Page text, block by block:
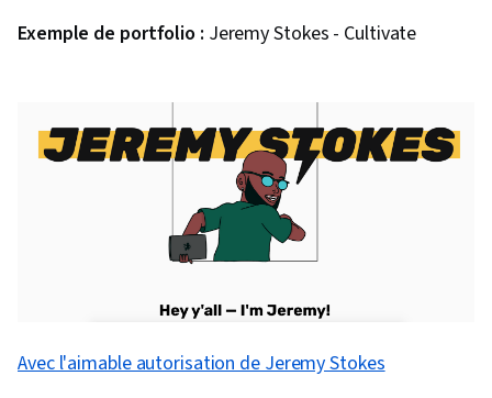
Exemple de portfolio : Jeremy Stokes - Cultivate
Avec l'aimable autorisation de Jeremy Stokes